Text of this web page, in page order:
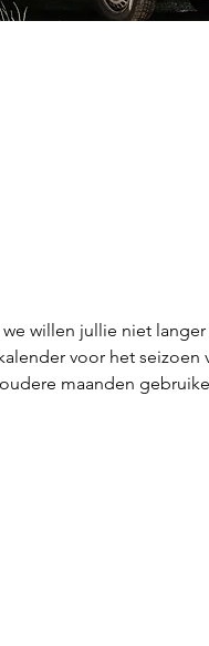
willen jullie niet
voor het seizoen
maanden